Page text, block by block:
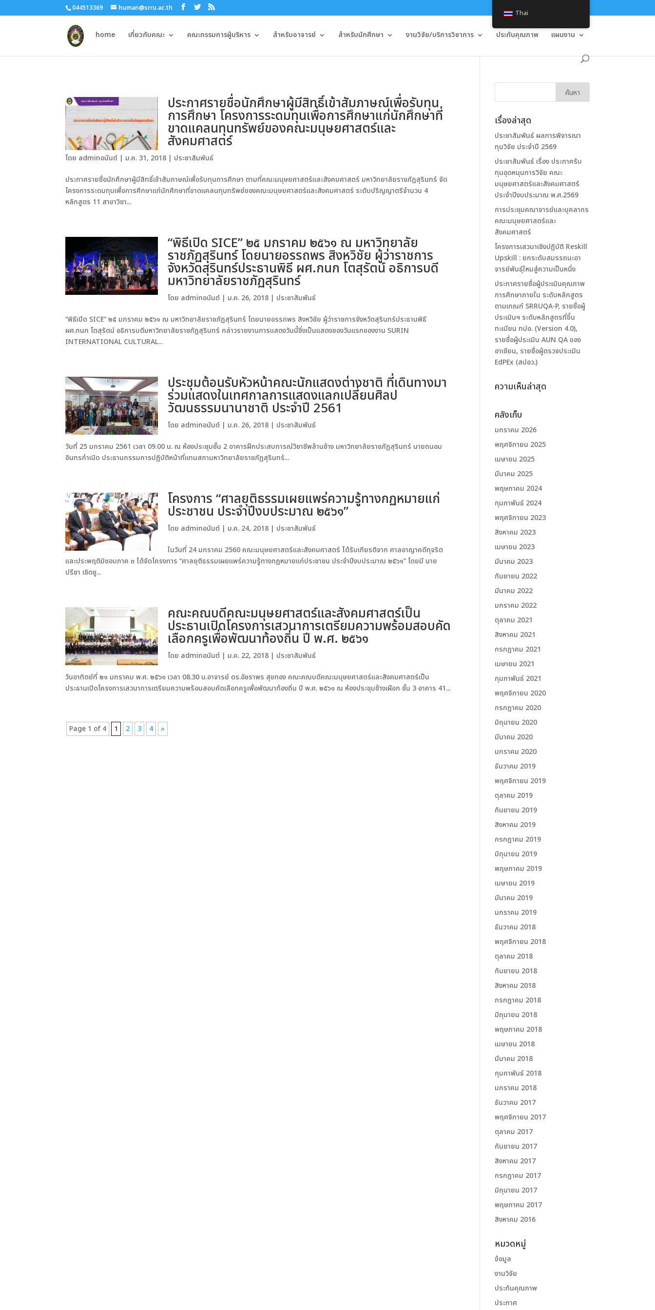
044513369 human@srru.ac.th
home เกี่ยวกับคณะ คณะกรรมการผู้บริหาร สำหรับอาจารย์ สำหรับนักศึกษา งานวิจัย/บริการวิชาการ ประกันคุณภาพ แผนงาน
ประกาศรายชื่อนักศึกษาผู้มีสิทธิ์เข้าสัมภาษณ์เพื่อรับทุน
การศึกษา โครงการระดมทุนเพื่อการศึกษาแก่นักศึกษาที่
ขาดแคลนทุนทรัพย์ของคณะมนุษยศาสตร์และ
สังคมศาสตร์
โดย adminอนันต์ | ม.ค. 31, 2018 | ประชาสัมพันธ์
ประกาศรายชื่อนักศึกษาผู้มีสิทธิ์เข้าสัมภาษณ์เพื่อรับทุนการศึกษา ตามที่คณะมนุษยศาสตร์และสังคมศาสตร์ มหาวิทยาลัยราชภัฏสุรินทร์ จัด
โครงการระดมทุนเพื่อการศึกษาแก่นักศึกษาที่ขาดแคลนทุนทรัพย์ของคณะมนุษยศาสตร์และสังคมศาสตร์ ระดับปริญญาตรีจำนวน 4
หลักสูตร 11 สาขาวิชา...
“พิธีเปิด SICE” ๒๕ มกราคม ๒๕๖๑ ณ มหาวิทยาลัย
ราชภัฏสุรินทร์ โดยนายอรรถพร สิงหวิชัย ผู้ว่าราชการ
จังหวัดสุรินทร์ประธานพิธี ผศ.กนก โตสุรัตน์ อธิการบดี
มหาวิทยาลัยราชภัฏสุรินทร์
โดย adminอนันต์ | ม.ค. 26, 2018 | ประชาสัมพันธ์
“พิธีเปิด SICE” ๒๕ มกราคม ๒๕๖๑ ณ มหาวิทยาลัยราชภัฏสุรินทร์ โดยนายอรรถพร สิงหวิชัย ผู้ว่าราชการจังหวัดสุรินทร์ประธานพิธี
ผศ.กนก โตสุรัตน์ อธิการบดีมหาวิทยาลัยราชภัฏสุรินทร์ กล่าวรายงานการแสดงวันนี้ซึ่งเป็นแสดงของวันแรกของงาน SURIN
INTERNATIONAL CULTURAL...
ประชุมต้อนรับหัวหน้าคณะนักแสดงต่างชาติ ที่เดินทางมา
ร่วมแสดงในเทศกาลการแสดงแลกเปลี่ยนศิลป
วัฒนธรรมนานาชาติ ประจำปี 2561
โดย adminอนันต์ | ม.ค. 26, 2018 | ประชาสัมพันธ์
วันที่ 25 มกราคม 2561 เวลา 09.00 น. ณ ห้องประชุมชั้น 2 อาคารฝึกประสบการณ์วิชาชีพล้านช้าง มหาวิทยาลัยราชภัฏสุรินทร์ นายถนอม
อินทรกำเนิด ประธานกรรมการปฏิบัติหน้าที่แทนสภามหาวิทยาลัยราชภัฏสุรินทร์...
โครงการ “ศาลยุติธรรมเผยแพร่ความรู้ทางกฏหมายแก่
ประชาชน ประจำปีงบประมาณ ๒๕๖๑”
โดย adminอนันต์ | ม.ค. 24, 2018 | ประชาสัมพันธ์
ในวันที่ 24 มกราคม 2560 คณะมนุษยศาสตร์และสังคมศาสตร์ ได้รับเกียรติจาก ศาลอาญาคดีทุจริต
และประพฤติมิชอบภาค ๓ ได้จัดโครงการ “ศาลยุติธรรมเผยแพร่ความรู้ทางกฏหมายแก่ประชาชน ประจำปีงบประมาณ ๒๕๖๑” โดยมี นาย
ปรีชา เชิดชู...
คณะคณบดีคณะมนุษยศาสตร์และสังคมศาสตร์เป็น
ประธานเปิดโครงการเสวนาการเตรียมความพร้อมสอบคัด
เลือกครูเพื่อพัฒนาท้องถิ่น ปี พ.ศ. ๒๕๖๑
โดย adminอนันต์ | ม.ค. 22, 2018 | ประชาสัมพันธ์
วันอาทิตย์ที่ ๒๑ มกราคม พ.ศ. ๒๕๖๑ เวลา 08.30 น.อาจารย์ ดร.อัชราพร สุขทอง คณะคณบดีคณะมนุษยศาสตร์และสังคมศาสตร์เป็น
ประธานเปิดโครงการเสวนาการเตรียมความพร้อมสอบคัดเลือกครูเพื่อพัฒนาท้องถิ่น ปี พ.ศ. ๒๕๖๑ ณ ห้องประชุมช้างเผือก ชั้น 3 อาคาร 41...
Page 1 of 4 1 2 3 4 »
เรื่องล่าสุด
ประชาสัมพันธ์ ผลการพิจารณา
ทุนวิจัย ประจำปี 2569
ประชาสัมพันธ์ เรื่อง ประกาศรับ
ทุนอุดหนุนการวิจัย คณะ
มนุษยศาสตร์และสังคมศาสตร์
ประจำปีงบประมาณ พ.ศ.2569
การประชุมคณาจารย์และบุคลากร
คณะมนุษยศาสตร์และ
สังคมศาสตร์
โครงการเสวนาเชิงปฏิบัติ Reskill
Upskill : ยกระดับสมรรถนะอา
จารย์พันธุ์ใหมสู่ความเป็นหนึ่ง
ประกาศรายชื่อผู้ประเมินคุณภาพ
การศึกษาภายใน ระดับหลักสูตร
ตามเกณฑ์ SRRUQA-P, รายชื่อผู้
ประเมินฯ ระดับหลักสูตรที่ขึ้น
ทะเบียน ทปอ. (Version 4.0),
รายชื่อผู้ประเมิน AUN QA ของ
อาเซียน, รายชื่อผู้ตรวจประเมิน
EdPEx (สปอว.)
ความเห็นล่าสุด
คลังเก็บ
มกราคม 2026
พฤศจิกายน 2025
เมษายน 2025
มีนาคม 2025
พฤษภาคม 2024
กุมภาพันธ์ 2024
พฤศจิกายน 2023
สิงหาคม 2023
เมษายน 2023
มีนาคม 2023
กันยายน 2022
มีนาคม 2022
มกราคม 2022
ตุลาคม 2021
สิงหาคม 2021
กรกฎาคม 2021
เมษายน 2021
กุมภาพันธ์ 2021
พฤศจิกายน 2020
กรกฎาคม 2020
มิถุนายน 2020
มีนาคม 2020
มกราคม 2020
ธันวาคม 2019
พฤศจิกายน 2019
ตุลาคม 2019
กันยายน 2019
สิงหาคม 2019
กรกฎาคม 2019
มิถุนายน 2019
พฤษภาคม 2019
เมษายน 2019
มีนาคม 2019
มกราคม 2019
ธันวาคม 2018
พฤศจิกายน 2018
ตุลาคม 2018
กันยายน 2018
สิงหาคม 2018
กรกฎาคม 2018
มิถุนายน 2018
พฤษภาคม 2018
เมษายน 2018
มีนาคม 2018
กุมภาพันธ์ 2018
มกราคม 2018
ธันวาคม 2017
พฤศจิกายน 2017
ตุลาคม 2017
กันยายน 2017
สิงหาคม 2017
กรกฎาคม 2017
มิถุนายน 2017
พฤษภาคม 2017
สิงหาคม 2016
หมวดหมู่
ข้อมูล
งานวิจัย
ประกันคุณภาพ
ประกาศ
Thai